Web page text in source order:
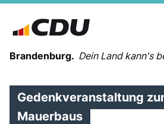
Brandenburg. Dein Land kann's
MELDUNGEN
TERMINE
Gedenkveranstaltung
Mauerbaus